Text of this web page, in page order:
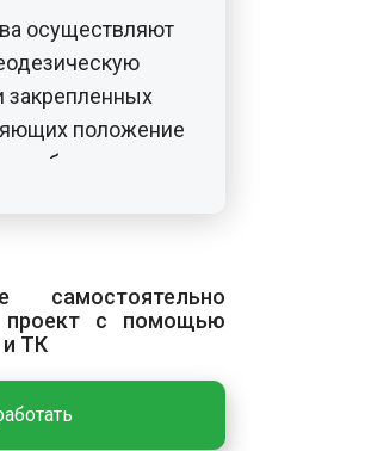
осуществляют
закрепленных
положение
приборы до
монтажных
проект с помощью
и ТК